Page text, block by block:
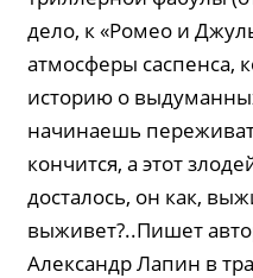
дело, к «Ромео и
атмосферы саспенса,
историю о
начинаешь
кончится, а этот
досталось, он как,
выживет?..Пишет
Александр Лапин в